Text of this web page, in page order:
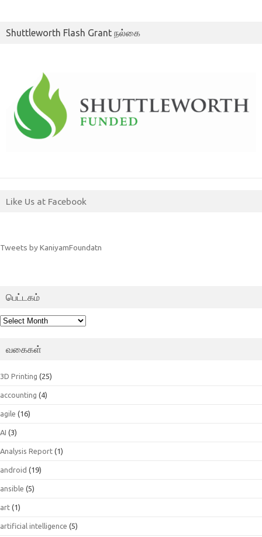
Shuttleworth Flash Grant நல்கை
Like Us at Facebook
Tweets by KaniyamFoundatn
பெட்டகம்
பெட்டகம்
வகைகள்
3D Printing (25)
accounting (4)
agile (16)
AI (3)
Analysis Report (1)
android (19)
ansible (5)
art (1)
artificial intelligence (5)